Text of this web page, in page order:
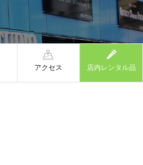
アクセス 店内レンタル品